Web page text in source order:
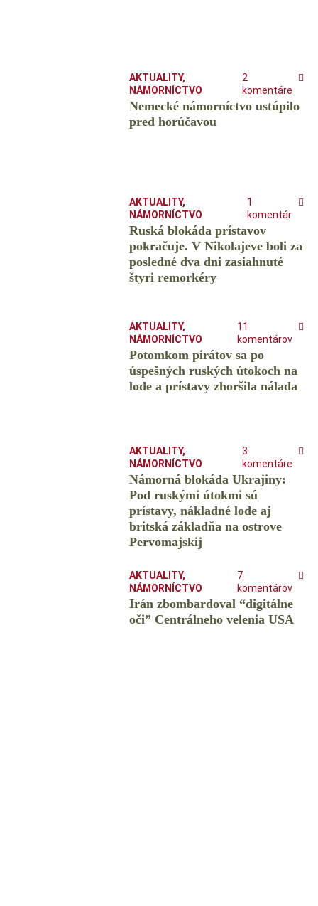
AKTUALITY,
NÁMORNÍCTVO
2
komentáre
Nemecké námorníctvo ustúpilo
pred horúčavou
AKTUALITY,
NÁMORNÍCTVO
1
komentár
Ruská blokáda prístavov
pokračuje. V Nikolajeve boli za
posledné dva dni zasiahnuté
štyri remorkéry
AKTUALITY,
NÁMORNÍCTVO
11
komentárov
Potomkom pirátov sa po
úspešných ruských útokoch na
lode a prístavy zhoršila nálada
AKTUALITY,
NÁMORNÍCTVO
3
komentáre
Námorná blokáda Ukrajiny:
Pod ruskými útokmi sú
prístavy, nákladné lode aj
britská základňa na ostrove
Pervomajskij
AKTUALITY,
NÁMORNÍCTVO
7
komentárov
Irán zbombardoval “digitálne
oči” Centrálneho velenia USA